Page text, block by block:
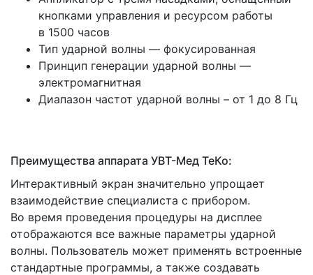
кнопками управления и ресурсом работы
в 1500 часов
Тип ударной волны — фокусированная
Принцип генерации ударной волны —
электромагнитная
Диапазон частот ударной волны – от 1 до 8 Гц
Преимущества аппарата УВТ-Мед ТеКо:
Интерактивный экран значительно упрощает
взаимодействие специалиста с прибором.
Во время проведения процедуры на дисплее
отображаются все важные параметры ударной
волны. Пользователь может применять встроенные
стандартные программы, а также создавать